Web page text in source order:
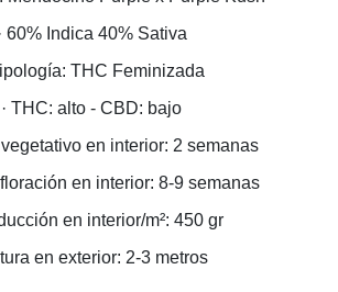
· 60% Indica 40% Sativa
THC Feminizada
· THC: alto - CBD: bajo
vegetativo en interior: 2 semanas
en interior: 8-9 semanas
en interior/m²: 450 gr
en exterior: 2-3 metros